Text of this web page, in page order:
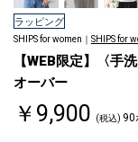
ラッピング
SHIPS for women｜ SHIPS for
【WEB限定】〈手
オーバー
￥9,900 (税込) 90